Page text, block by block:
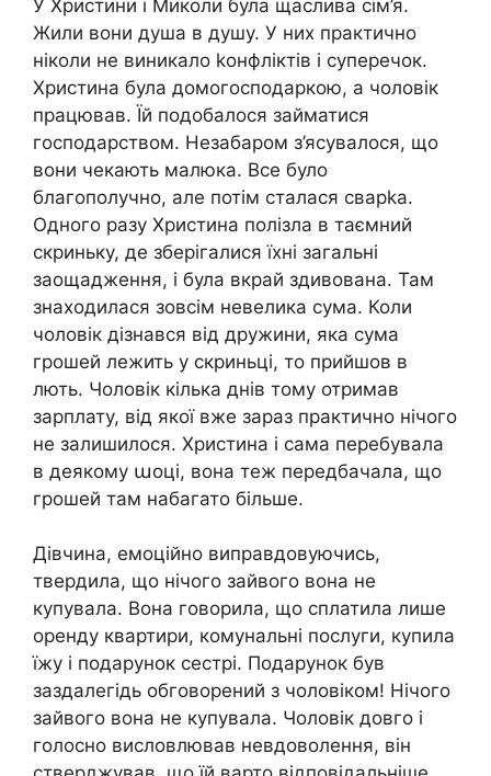
У Христини і Миколи була щаслива сім’я.
Жили вони душа в душу. У них практично
ніколи не виникало kонфліктів і суперечок.
Христина була домогосподаркою, а чоловік
працював. Їй подобалося займатися
господарством. Незабаром з’ясувалося, що
вони чекають малюка. Все було
благополучно, але потім сталася сварkа.
Одного разу Христина полізла в таємний
скриньку, де зберігалися їхні загальні
заощадження, і була вкрай здивована. Там
знаходилася зовсім невелика сума. Коли
чоловік дізнався від дружини, яка сума
грошей лежить у скриньці, то прийшов в
лють. Чоловік кілька днів тому отримав
зарплату, від якої вже зараз практично нічого
не залишилося. Христина і сама перебувала
в деякому աоці, вона теж передбачала, що
грошей там набагато більше.
Дівчина, емоційно виправдовуючись,
твердила, що нічого зайвого вона не
купувала. Вона говорила, що сплатила лише
оренду квартири, комунальні послуги, купила
їжу і подарунок сестрі. Подарунок був
заздалегідь обговорений з чоловіком! Нічого
зайвого вона не купувала. Чоловік довго і
голосно висловлював невдоволення, він